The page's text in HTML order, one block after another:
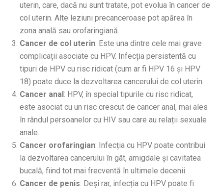
uterin, care, dacă nu sunt tratate, pot evolua în cancer de
col uterin. Alte leziuni precanceroase pot apărea în
zona anală sau orofaringiană.
Cancer de col uterin: Este una dintre cele mai grave
complicații asociate cu HPV. Infecția persistentă cu
tipuri de HPV cu risc ridicat (cum ar fi HPV 16 și HPV
18) poate duce la dezvoltarea cancerului de col uterin.
Cancer anal: HPV, în special tipurile cu risc ridicat,
este asociat cu un risc crescut de cancer anal, mai ales
în rândul persoanelor cu HIV sau care au relații sexuale
anale.
Cancer orofaringian: Infecția cu HPV poate contribui
la dezvoltarea cancerului în gât, amigdale și cavitatea
bucală, fiind tot mai frecventă în ultimele decenii.
Cancer de penis: Deși rar, infecția cu HPV poate fi